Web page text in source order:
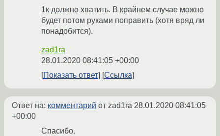
1к должно хватить. В крайнем случае можно
будет потом руками поправить (хотя вряд ли
понадобится).
zad1ra
28.01.2020 08:41:05 +00:00
Показать ответ
Ссылка
Ответ на: комментарий от zad1ra 28.01.2020 08:41:05
+00:00
Спасибо.